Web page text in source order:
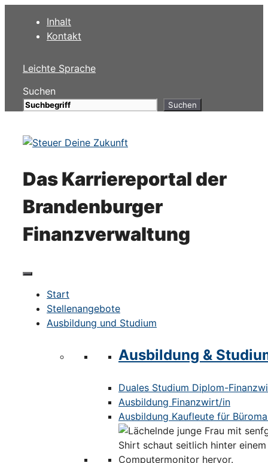
springen
Inhalt
Kontakt
Leichte Sprache
Suchen
Suchen
Das Karriereportal der
Brandenburger
Finanzverwaltung
Start
Stellenangebote
Ausbildung und Studium
Ausbildung &
Duales Studium Diplom-
Ausbildung Finanzwirt/in
Ausbildung Kaufleute für